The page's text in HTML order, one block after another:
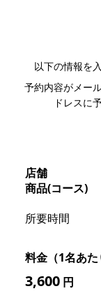
以下の情報を
予約内容がメー
ドレスに
店舗
商品(コース)
所要時間
料金（1名あた
3,600 円